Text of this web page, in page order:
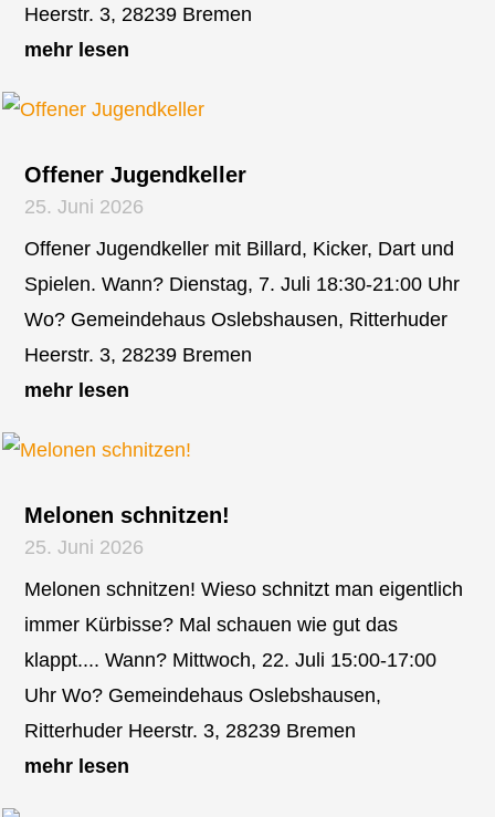
Heerstr. 3, 28239 Bremen
mehr lesen
Offener Jugendkeller
25. Juni 2026
Offener Jugendkeller mit Billard, Kicker, Dart und
Spielen. Wann? Dienstag, 7. Juli 18:30-21:00 Uhr
Wo? Gemeindehaus Oslebshausen, Ritterhuder
Heerstr. 3, 28239 Bremen
mehr lesen
Melonen schnitzen!
25. Juni 2026
Melonen schnitzen! Wieso schnitzt man eigentlich
immer Kürbisse? Mal schauen wie gut das
klappt.... Wann? Mittwoch, 22. Juli 15:00-17:00
Uhr Wo? Gemeindehaus Oslebshausen,
Ritterhuder Heerstr. 3, 28239 Bremen
mehr lesen